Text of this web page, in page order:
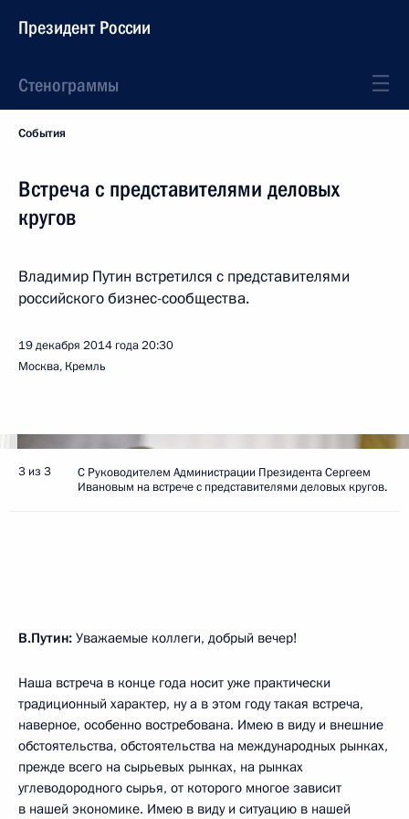
Президент России
Стенограммы
События
Встреча с представителями деловых
кругов
Владимир Путин встретился с представителями
российского бизнес-сообщества.
19 декабря 2014 года20:30
Москва, Кремль
3 из 3
С Руководителем Администрации Президента Сергеем
Ивановым на встрече с представителями деловых кругов.
В.Путин: Уважаемые коллеги, добрый вечер!
Наша встреча в конце года носит уже практически
традиционный характер, ну а в этом году такая встреча,
наверное, особенно востребована. Имею в виду и внешние
обстоятельства, обстоятельства на международных рынках,
прежде всего на сырьевых рынках, на рынках
углеводородного сырья, от которого многое зависит
в нашей экономике. Имею в виду и ситуацию в нашей